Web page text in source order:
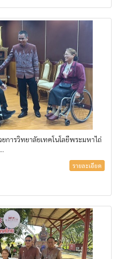
การวิทยาลัยเทคโนโลยีพระมหาไถ่
รายละเอียด